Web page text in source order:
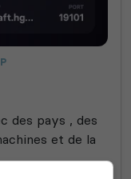
des pays , des
et de la